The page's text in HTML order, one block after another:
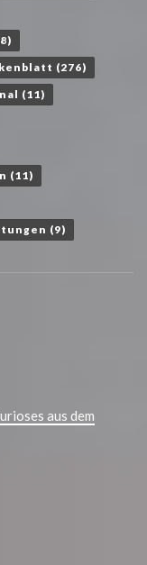
(276)
(11)
(11)
(9)
aus dem